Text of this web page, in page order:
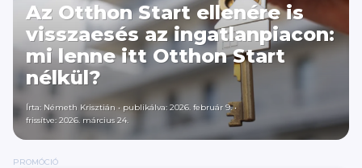
Az Otthon Start ellenére is
visszaesés az ingatlanpiacon:
mi lenne itt Otthon Start
nélkül?
Írta: Németh Krisztián • publikálva: 2026. február 9.•
frissítve: 2026. március 24.
PROMÓCIÓ